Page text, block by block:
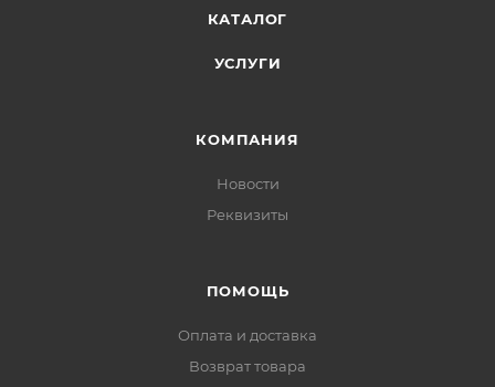
КАТАЛОГ
УСЛУГИ
КОМПАНИЯ
Новости
Реквизиты
ПОМОЩЬ
Оплата и доставка
Возврат товара